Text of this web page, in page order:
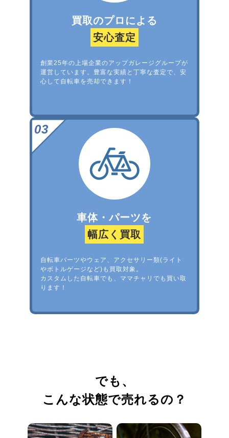
買取のプロによる
安心査定
創業25年の上場企業のアップガレージグループが
運営しています。豊富な実績と丁寧な査定で、安
心して自転車を売却できます！
車体・パーツを
幅広く買取
自転車パーツやウェア、アクセサリー類(ライト
やボトルゲージなど)も買取対象。
カスタムした自転車でも、ママチャリでも買い取
ります！
でも、
こんな状態で売れるの？